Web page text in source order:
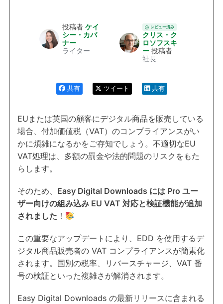
投稿者 ケイ
シー・カバ
ナー
ライター
レビュー済み
クリス・ク
ロソフスキ
ー 投稿者
社長
共有 ツイート 共有
EUまたは英国の顧客にデジタル商品を販売している
場合、付加価値税（VAT）のコンプライアンスがい
かに煩雑になるかをご存知でしょう。不適切なEU
VAT処理は、多額の罰金や法的問題のリスクをもた
らします。
そのため、 Easy Digital Downloads には Pro ユー
ザー向けの組み込み EU VAT 対応と検証機能が追加
されました ！
この重要なアップデートにより、EDD を使用するデ
ジタル商品販売者の VAT コンプライアンスが簡素化
されます。国別の税率、リバースチャージ、VAT 番
号の検証といった複雑さが解消されます。
Easy Digital Downloads の最新リリースに含まれる